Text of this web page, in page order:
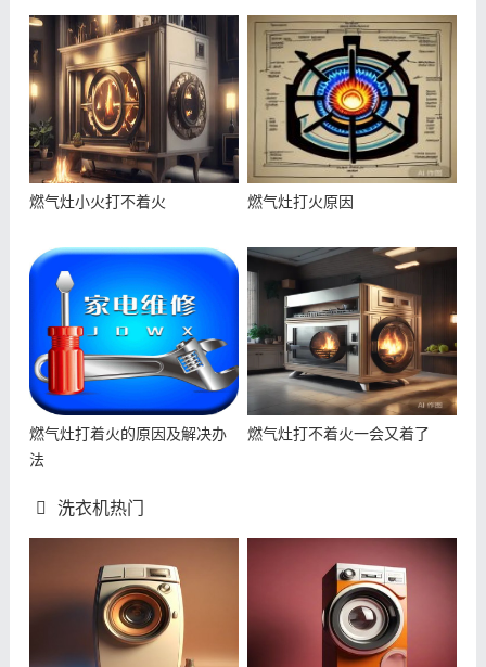
燃气灶小火打不着火 燃气灶打火原因
燃气灶打着火的原因及解决办
法
燃气灶打不着火一会又着了
洗衣机热门